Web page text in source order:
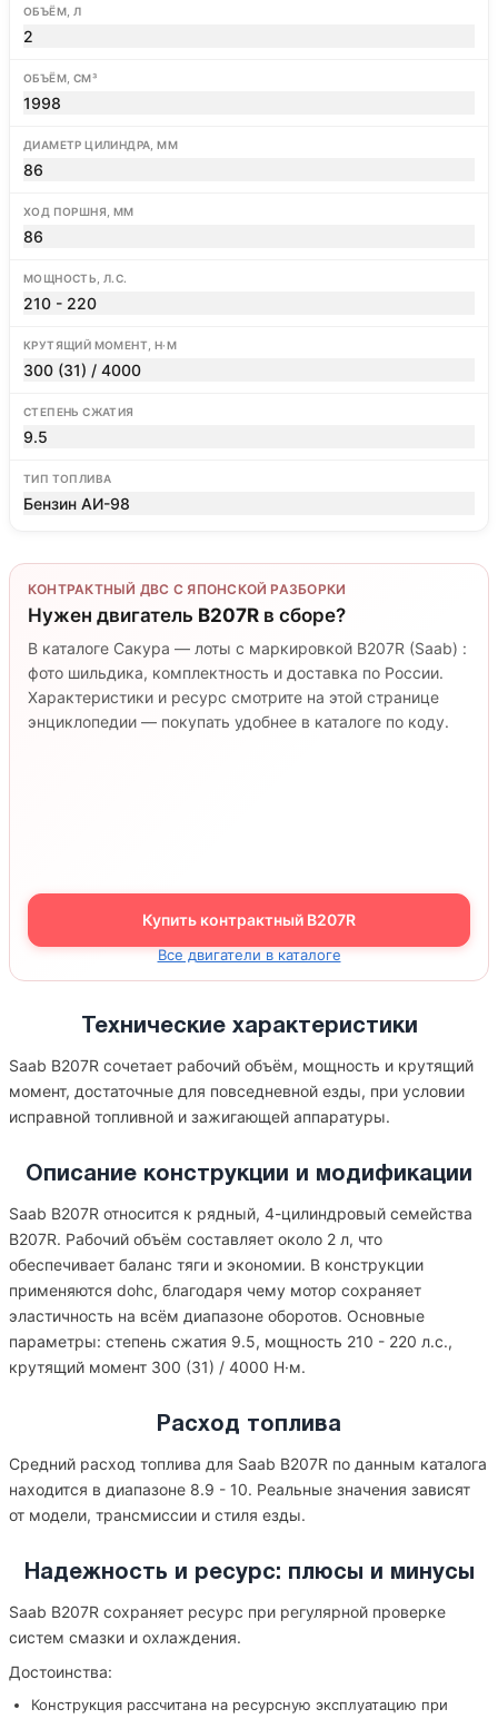
ОБЪЁМ, Л
2
ОБЪЁМ, СМ³
1998
ДИАМЕТР ЦИЛИНДРА, ММ
86
ХОД ПОРШНЯ, ММ
86
МОЩНОСТЬ, Л.С.
210 - 220
КРУТЯЩИЙ МОМЕНТ, Н·М
300 (31) / 4000
СТЕПЕНЬ СЖАТИЯ
9.5
ТИП ТОПЛИВА
Бензин АИ-98
КОНТРАКТНЫЙ ДВС С ЯПОНСКОЙ РАЗБОРКИ
Нужен двигатель B207R в сборе?
В каталоге Сакура — лоты с маркировкой B207R (Saab) :
фото шильдика, комплектность и доставка по России.
Характеристики и ресурс смотрите на этой странице
энциклопедии — покупать удобнее в каталоге по коду.
Купить контрактный B207R
Все двигатели в каталоге
Технические характеристики
Saab B207R сочетает рабочий объём, мощность и крутящий
момент, достаточные для повседневной езды, при условии
исправной топливной и зажигающей аппаратуры.
Описание конструкции и модификации
Saab B207R относится к рядный, 4-цилиндровый семейства
B207R. Рабочий объём составляет около 2 л, что
обеспечивает баланс тяги и экономии. В конструкции
применяются dohc, благодаря чему мотор сохраняет
эластичность на всём диапазоне оборотов. Основные
параметры: степень сжатия 9.5, мощность 210 - 220 л.с.,
крутящий момент 300 (31) / 4000 Н·м.
Расход топлива
Средний расход топлива для Saab B207R по данным каталога
находится в диапазоне 8.9 - 10. Реальные значения зависят
от модели, трансмиссии и стиля езды.
Надежность и ресурс: плюсы и минусы
Saab B207R сохраняет ресурс при регулярной проверке
систем смазки и охлаждения.
Достоинства:
Конструкция рассчитана на ресурсную эксплуатацию при